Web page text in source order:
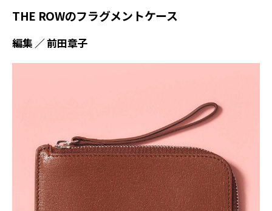
THE ROWのフラグメントケース
編集 ／ 前田章子